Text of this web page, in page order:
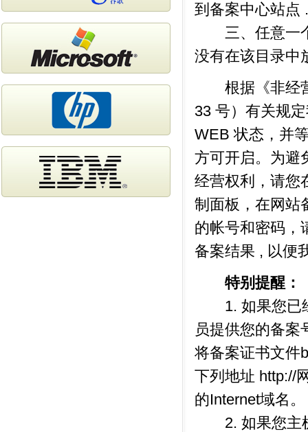
到备案中心站点 .
三、任意一个
没有在该目录中
根据《非经营
33 号）有关规
WEB 状态，并
方可开启。为避
经营权利，请您
制面板，在网站
的帐号和密码，
备案结果 , 以便
特别提醒：
1. 如果您已经
员提供您的备案
将备案证书文件
下列地址 http://
的Internet域名。
2. 如果您主机